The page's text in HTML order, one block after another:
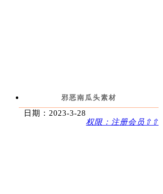
邪恶南瓜头素材
权限：注册会员⇧⇧
日期：2023-3-28